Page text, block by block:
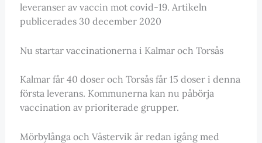
leveranser av vaccin mot covid-19. Artikeln
publicerades 30 december 2020
Nu startar vaccinationerna i Kalmar och Torsås
Kalmar får 40 doser och Torsås får 15 doser i denna
första leverans. Kommunerna kan nu påbörja
vaccination av prioriterade grupper.
Mörbylånga och Västervik är redan igång med